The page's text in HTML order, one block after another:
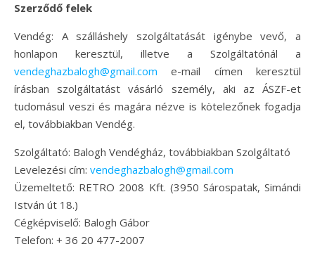
Szerződő felek
Vendég: A szálláshely szolgáltatását igénybe vevő, a
honlapon keresztül, illetve a Szolgáltatónál a
vendeghazbalogh@gmail.com e-mail címen keresztül
írásban szolgáltatást vásárló személy, aki az ÁSZF-et
tudomásul veszi és magára nézve is kötelezőnek fogadja
el, továbbiakban Vendég.
Szolgáltató: Balogh Vendégház, továbbiakban Szolgáltató
Levelezési cím: vendeghazbalogh@gmail.com
Üzemeltető: RETRO 2008 Kft. (3950 Sárospatak, Simándi
István út 18.)
Cégképviselő: Balogh Gábor
Telefon: + 36 20 477-2007